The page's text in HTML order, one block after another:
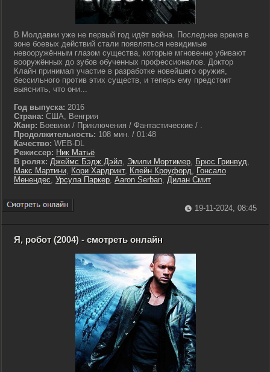
В Молдавии уже не первый год идёт война. Последнее время в
зоне боевых действий стали появляться невидимые
невооружённым глазом существа, которые мгновенно убивают
вооружённых до зубов обученных профессионалов. Доктор
Клайн принимал участие в разработке новейшего оружия,
бессильного против этих существ, и теперь ему предстоит
выяснить, что они...
Год выпуска: 2016
Страна: США, Венгрия
Жанр: Боевики / Приключения / Фантастические / .
Продолжительность: 108 мин. / 01:48
Качество: WEB-DL
Режиссер: Ник Матьё
В ролях: Джеймс Бэдж Дэйл, Эмили Мортимер, Брюс Гринвуд,
Макс Мартини, Кори Хардрикт, Клейн Кроуфорд, Гонсало
Менендес, Урсула Паркер, Aaron Serban, Дилан Смит
19-11-2024, 08:45
Я, робот (2004) - смотреть онлайн